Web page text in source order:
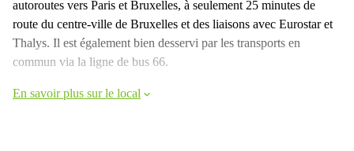
autoroutes vers Paris et Bruxelles, à seulement 25 minutes de
route du centre-ville de Bruxelles et des liaisons avec Eurostar et
Thalys. Il est également bien desservi par les transports en
commun via la ligne de bus 66.
En savoir plus sur le local